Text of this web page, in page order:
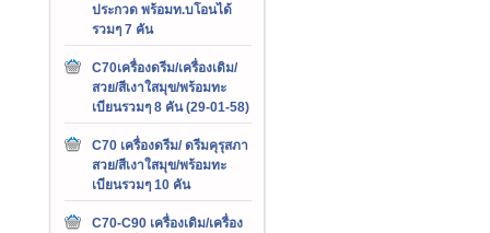
ประกวด พร้อมท.บโอนได้
รวมๆ 7 คัน
C70เครื่องดรีม/เครื่องเดิม/
สวย/สีเงาใสมุข/พร้อมทะ
เบียนรวมๆ 8 คัน (29-01-58)
C70 เครื่องดรีม/ ดรีมคุรุสภา
สวย/สีเงาใสมุข/พร้อมทะ
เบียนรวมๆ 10 คัน
C70-C90 เครื่องเดิม/เครื่อง